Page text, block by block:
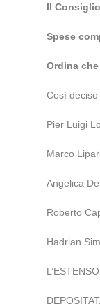
Il
Spese
Ordina
Così
Pier Luigi
Marco
Angelica
Roberto
Hadrian